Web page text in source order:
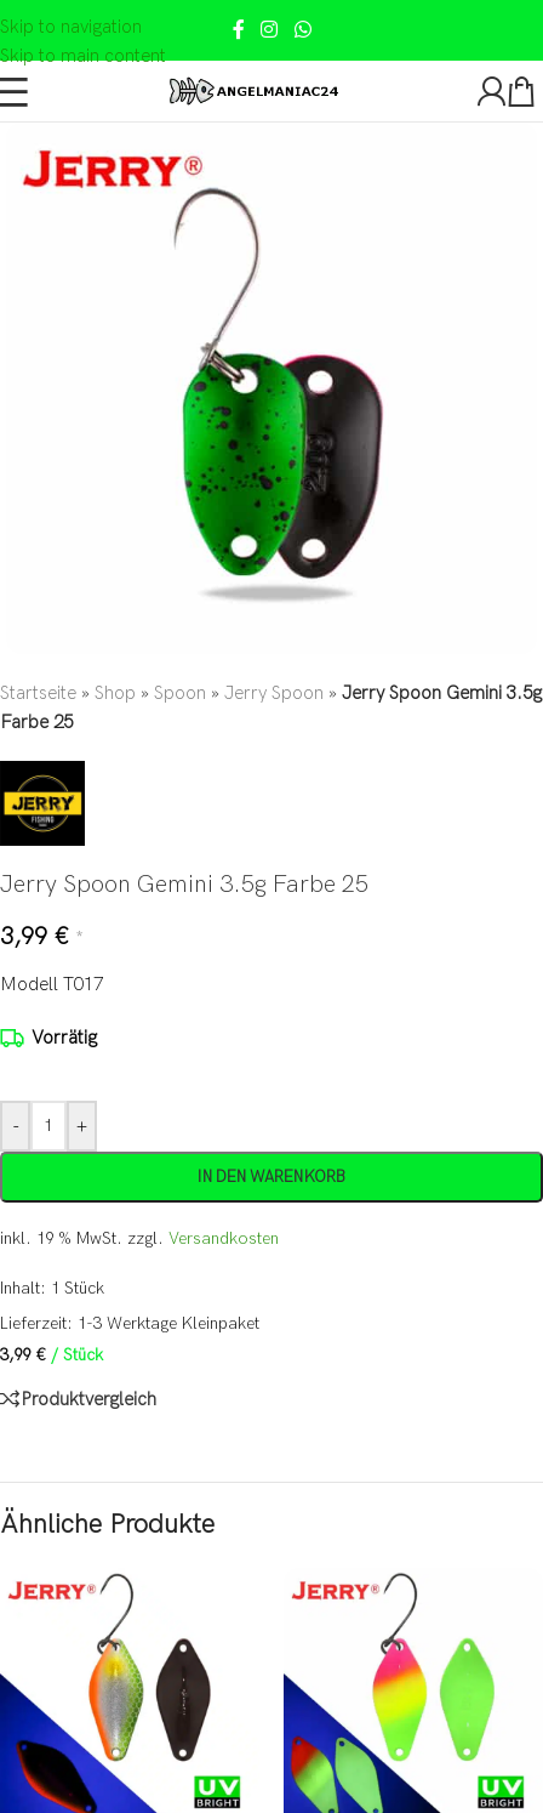
Skip to navigation
Skip to main content
Startseite » Shop » Spoon » Jerry Spoon » Jerry Spoon Gemini 3.5g
Farbe 25
Jerry Spoon Gemini 3.5g Farbe 25
3,99 € *
Modell T017
Vorrätig
- +
IN DEN WARENKORB
inkl. 19 % MwSt. zzgl. Versandkosten
Inhalt: 1 Stück
Lieferzeit: 1-3 Werktage Kleinpaket
3,99 € / Stück
Produktvergleich
Ähnliche Produkte